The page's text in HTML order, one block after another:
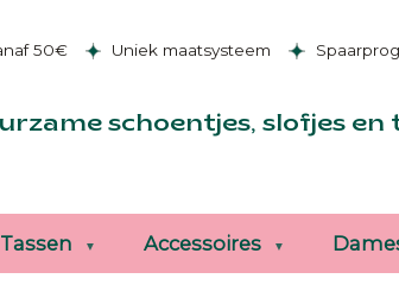
50€ Uniek maatsysteem
schoentjes, slofjes en
Tassen Accessoires